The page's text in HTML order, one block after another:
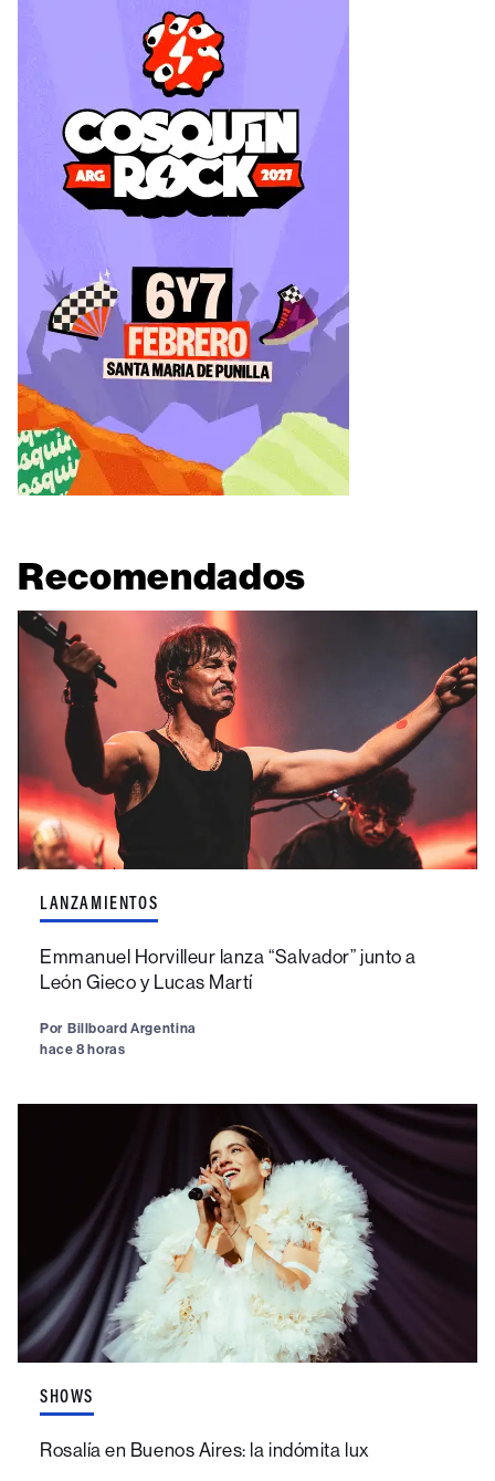
Recomendados
LANZAMIENTOS
Emmanuel Horvilleur lanza “Salvador” junto a
León Gieco y Lucas Martí
Por Billboard Argentina
hace 8 horas
SHOWS
Rosalía en Buenos Aires: la indómita lux